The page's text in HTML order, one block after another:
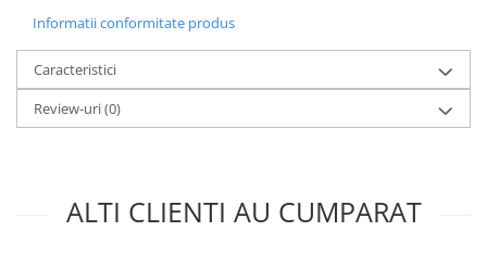
Informatii conformitate produs
Caracteristici
Review-uri(0)
ALTI CLIENTI AU CUMPARAT